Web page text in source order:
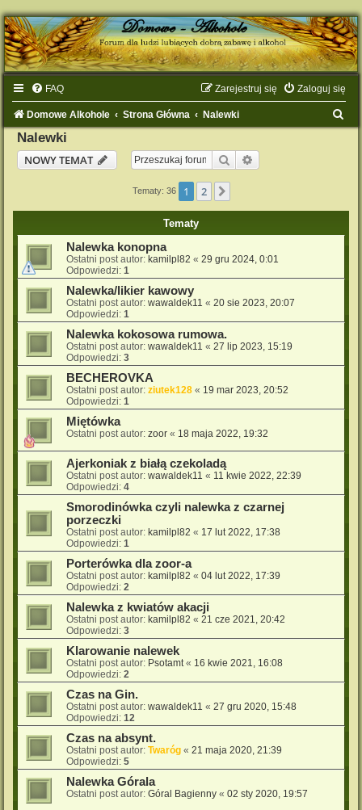
FAQ Zaloguj się
Zarejestruj się
Domowe Alkohole Strona Główna Nalewki
Nalewki
NOWY TEMAT
Szukaj
Tematy: 36 1 2
Tematy
Nalewka konopna
Ostatni post autor: kamilpl82 « 29 gru 2024, 0:01
Odpowiedzi: 1
Nalewka/likier kawowy
Ostatni post autor: wawaldek11 « 20 sie 2023, 20:07
Odpowiedzi: 1
Nalewka kokosowa rumowa.
Ostatni post autor: wawaldek11 « 27 lip 2023, 15:19
Odpowiedzi: 3
BECHEROVKA
Ostatni post autor: ziutek128 « 19 mar 2023, 20:52
Odpowiedzi: 1
Miętówka
Ostatni post autor: zoor « 18 maja 2022, 19:32
Ajerkoniak z białą czekoladą
Ostatni post autor: wawaldek11 « 11 kwie 2022, 22:39
Odpowiedzi: 4
Smorodinówka czyli nalewka z czarnej
porzeczki
Ostatni post autor: kamilpl82 « 17 lut 2022, 17:38
Odpowiedzi: 1
Porterówka dla zoor-a
Ostatni post autor: kamilpl82 « 04 lut 2022, 17:39
Odpowiedzi: 2
Nalewka z kwiatów akacji
Ostatni post autor: kamilpl82 « 21 cze 2021, 20:42
Odpowiedzi: 3
Klarowanie nalewek
Ostatni post autor: Psotamt « 16 kwie 2021, 16:08
Odpowiedzi: 2
Czas na Gin.
Ostatni post autor: wawaldek11 « 27 gru 2020, 15:48
Odpowiedzi: 12
Czas na absynt.
Ostatni post autor: Twaróg « 21 maja 2020, 21:39
Odpowiedzi: 5
Nalewka Górala
Ostatni post autor: Góral Bagienny « 02 sty 2020, 19:57